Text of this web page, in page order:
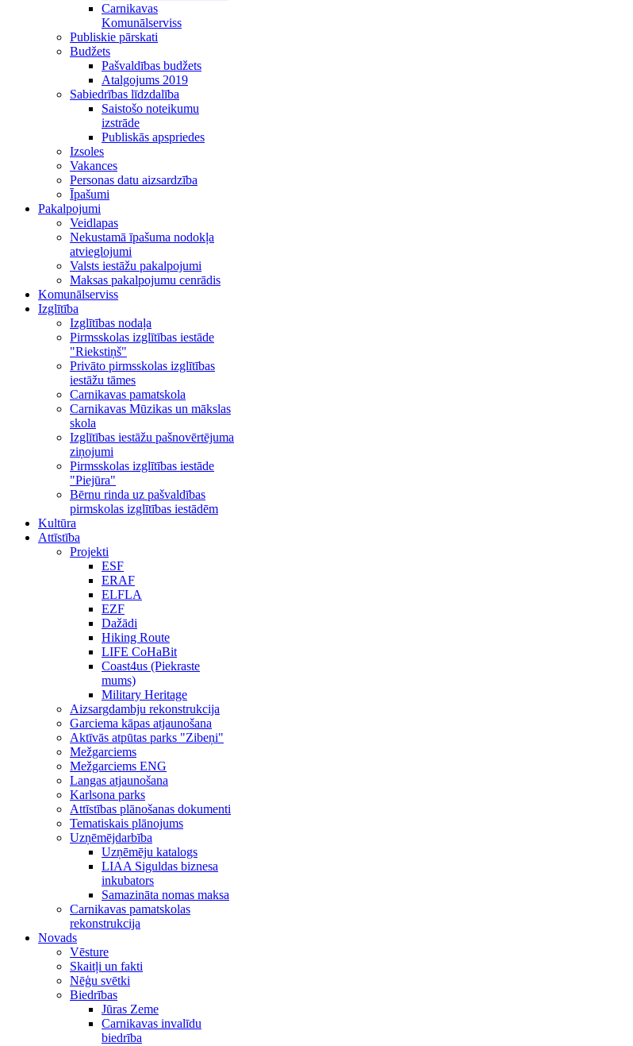
Carnikavas
Komunālserviss
Publiskie pārskati
Budžets
Pašvaldības budžets
Atalgojums 2019
Sabiedrības līdzdalība
Saistošo noteikumu
izstrāde
Publiskās apspriedes
Izsoles
Vakances
Personas datu aizsardzība
Īpašumi
Pakalpojumi
Veidlapas
Nekustamā īpašuma nodokļa
atvieglojumi
Valsts iestāžu pakalpojumi
Maksas pakalpojumu cenrādis
Komunālserviss
Izglītība
Izglītības nodaļa
Pirmsskolas izglītības iestāde
"Riekstiņš"
Privāto pirmsskolas izglītības
iestāžu tāmes
Carnikavas pamatskola
Carnikavas Mūzikas un mākslas
skola
Izglītības iestāžu pašnovērtējuma
ziņojumi
Pirmsskolas izglītības iestāde
"Piejūra"
Bērnu rinda uz pašvaldības
pirmskolas izglītības iestādēm
Kultūra
Attīstība
Projekti
ESF
ERAF
ELFLA
EZF
Dažādi
Hiking Route
LIFE CoHaBit
Coast4us (Piekraste
mums)
Military Heritage
Aizsargdambju rekonstrukcija
Garciema kāpas atjaunošana
Aktīvās atpūtas parks "Zibeņi"
Mežgarciems
Mežgarciems ENG
Langas atjaunošana
Karlsona parks
Attīstības plānošanas dokumenti
Tematiskais plānojums
Uzņēmējdarbība
Uzņēmēju katalogs
LIAA Siguldas biznesa
inkubators
Samazināta nomas maksa
Carnikavas pamatskolas
rekonstrukcija
Novads
Vēsture
Skaitļi un fakti
Nēģu svētki
Biedrības
Jūras Zeme
Carnikavas invalīdu
biedrība